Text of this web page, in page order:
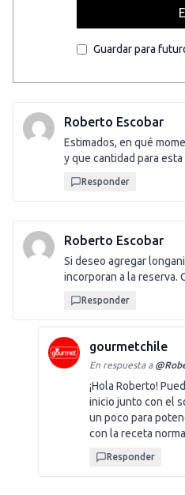
Guardar para
Roberto Escobar
Estimados, en qué
y que cantidad para
Responder
Roberto Escobar
Si deseo agregar
incorporan a la reserva.
Responder
gourmetchile
En respuesta a @
¡Hola Roberto!
inicio junto con el
un poco para
con la receta
Responder